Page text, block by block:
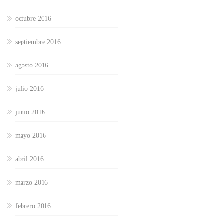
octubre 2016
septiembre 2016
agosto 2016
julio 2016
junio 2016
mayo 2016
abril 2016
marzo 2016
febrero 2016